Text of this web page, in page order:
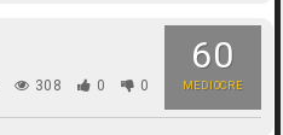
60
MEDIOCRE
308 0 0